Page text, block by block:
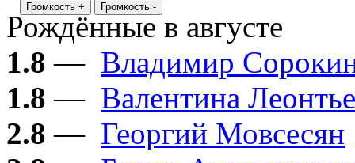
Громкость +
Громкость -
Рождённые в августе
1.8 — Владимир
1.8 — Валентина
2.8 — Георгий Мовсесян